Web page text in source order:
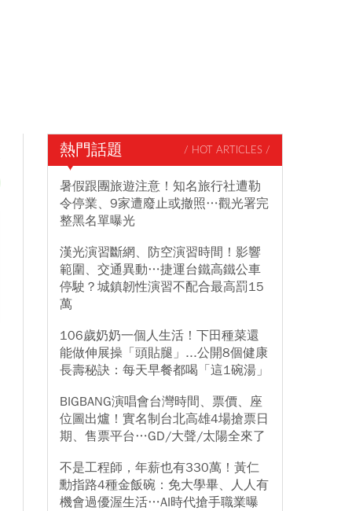
熱門話題 / HOT ARTICLES /
暑假跟團旅遊注意！知名旅行社遭勒
令停業、9家遭廢止或撤照…觀光署完
整黑名單曝光
漢光演習斷網、防空演習時間！影響
範圍、交通異動…捷運台鐵高鐵公車
停駛？城鎮韌性演習不配合最高罰15
萬
106歲奶奶一個人生活！下田種菜還
能做伸展操「頭貼腿」...公開8個健康
長壽秘訣：每天早餐都喝「這1碗湯」
BIGBANG演唱會台灣時間、票價、座
位圖出爐！實名制台北高雄4場搶票日
期、售票平台…GD/大聲/太陽全來了
不是工程師，年薪也有330萬！黃仁
勳指路4種金飯碗：免大學畢、人人有
機會過優渥生活…AI時代搶手職業曝